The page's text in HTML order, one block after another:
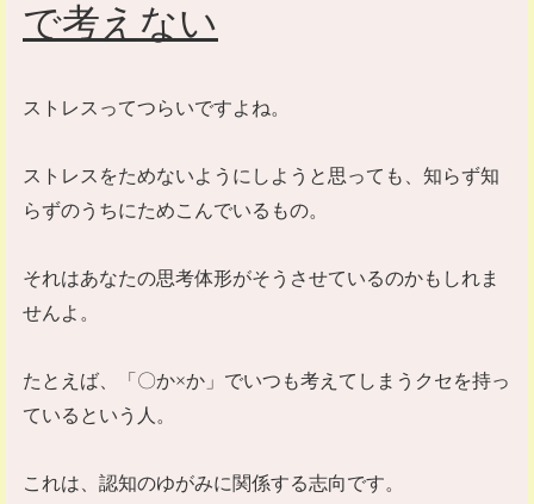
で考えない
ストレスってつらいですよね。
ストレスをためないようにしようと思っても、知らず知
らずのうちにためこんでいるもの。
それはあなたの思考体形がそうさせているのかもしれま
せんよ。
たとえば、「〇か×か」でいつも考えてしまうクセを持っ
ているという人。
これは、認知のゆがみに関係する志向です。